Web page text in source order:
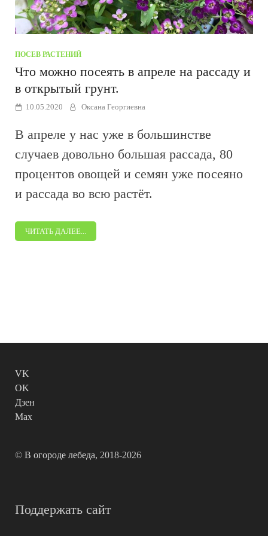
ПОСЕВ РАСТЕНИЙ
Что можно посеять в апреле на рассаду и
в открытый грунт.
10.05.2020 Оксана Георгиевна
В апреле у нас уже в большинстве
случаев довольно большая рассада, 80
процентов овощей и семян уже посеяно
и рассада во всю растёт.
ЧИТАТЬ ДАЛЕЕ...
VK
OK
Дзен
Max
© В огороде лебеда, 2018-2026
Поддержать сайт